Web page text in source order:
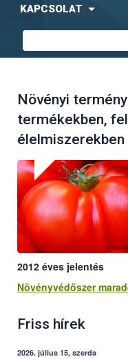
KAPCSOLAT
Növényi
termékekben,
élelmiszerekben
2012 éves jelentés
Növényvédőszer
Friss hírek
2026. július 15, szerda